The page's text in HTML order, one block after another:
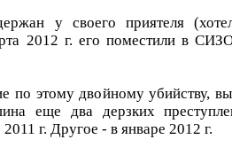
у своего приятеля
2012 г. его поместили в
по этому двойному убийству,
еще два дерзких
г. Другое - в январе 2012 г.